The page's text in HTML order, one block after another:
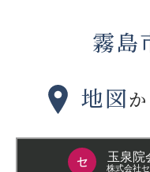
霧島
地図